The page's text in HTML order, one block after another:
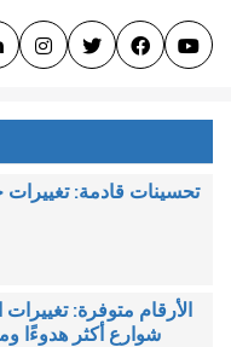




تحسينات قادمة: تغييرات
الأرقام متوفرة:
شوارع أكثر هدوءًا